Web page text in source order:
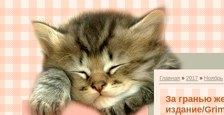
Главная » 2017 » Ноябрь
За гранью
издание/